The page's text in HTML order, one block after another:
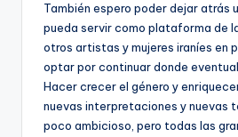
También espero poder dejar atrás
pueda servir como plataforma de
otros artistas y mujeres iraníes en
optar por continuar donde
Hacer crecer el género y
nuevas interpretaciones y nuevas
poco ambicioso, pero todas las